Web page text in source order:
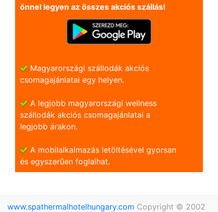
önnel legyen az összes akciós szállás!
Magyarországi szállodák akciós
csomagajánlatai egy helyen.
A legjobb magyarországi wellness
szállodák akciós csomagajánlatai a
legjobb árakon.
A mobilalkalmazás letöltésével gyorsan
és egyszerũen foglalhat.
www.spathermalhotelhungary.com Copyright © 2002